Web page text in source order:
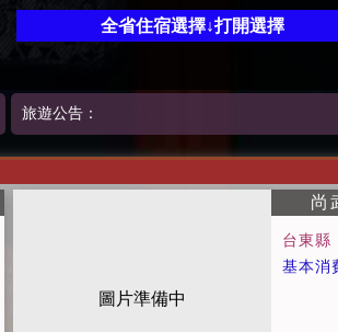
全省住宿選擇↓打開選擇
旅遊公告：
圖片準備中
尚
台東縣
基本消